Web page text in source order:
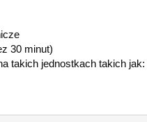
30 minut)
takich jednostkach takich